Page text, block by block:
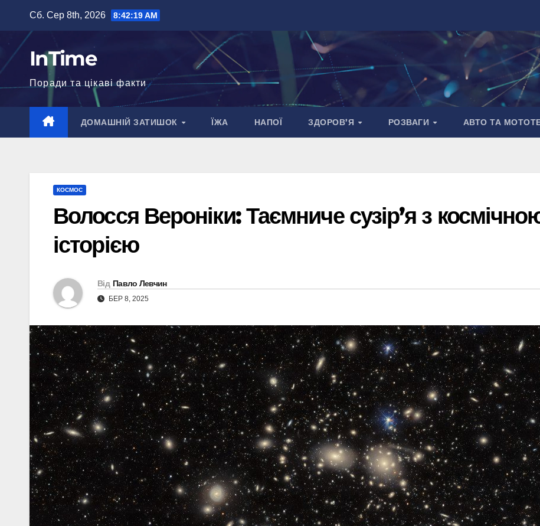
вмісту
Сб. Сер 8th, 2026 8:42:20 AM
InTime
Поради та цікаві факти
ДОМАШНІЙ ЗАТИШОК ЇЖА НАПОЇ ЗДОРОВ’Я РОЗВАГИ АВТО ТА
КОСМОС
Волосся Вероніки: Таємниче сузір’я з
історією
Від Павло Левчин
БЕР 8, 2025